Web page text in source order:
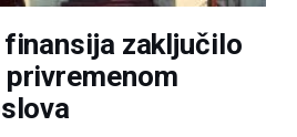
zaključilo